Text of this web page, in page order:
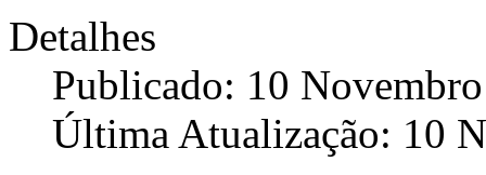
Detalhes
Publicado: 10
Última Atualização: 10